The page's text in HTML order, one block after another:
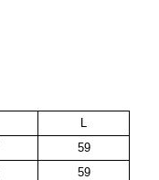
L
59
59